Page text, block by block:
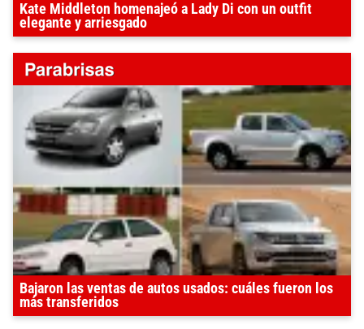
Kate Middleton homenajeó a Lady Di con un outfit
elegante y arriesgado
Bajaron las ventas de autos usados: cuáles fueron los
más transferidos